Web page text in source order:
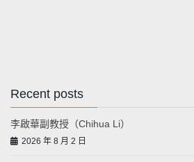
Recent posts
李啟華副教授（Chihua Li）
2026 年 8 月 2 日